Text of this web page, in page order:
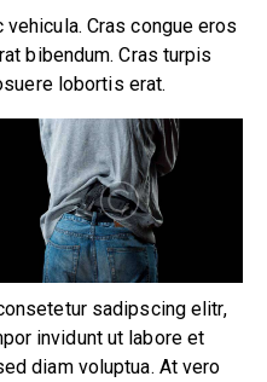
Cras congue eros
bibendum. Cras turpis
lobortis erat.
sadipscing elitr,
invidunt ut labore et
diam voluptua. At vero